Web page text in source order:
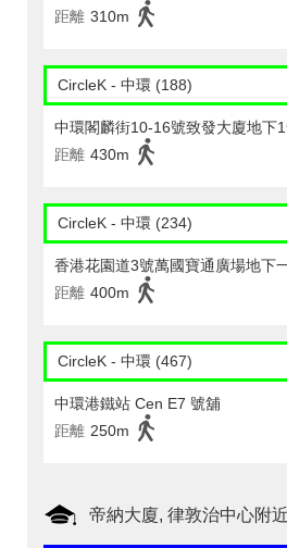
距離 310m
CircleK - 中環 (188)
中環閣麟街10-16號致發大廈地下
距離 430m
CircleK - 中環 (234)
香港花園道3號萬國寶通廣場地下
距離 400m
CircleK - 中環 (467)
中環港鐵站 Cen E7 號舖
距離 250m
帝納大廈, 律敦治中心附